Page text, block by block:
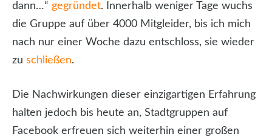
dann…“ gegründet. Innerhalb weniger Tage wuchs
die Gruppe auf über 4000 Mitgleider, bis ich mich
nach nur einer Woche dazu entschloss, sie wieder
zu schließen.
Die Nachwirkungen dieser einzigartigen Erfahrung
halten jedoch bis heute an, Stadtgruppen auf
Facebook erfreuen sich weiterhin einer großen